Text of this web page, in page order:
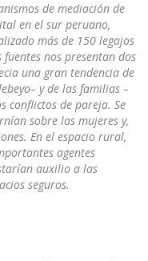
de mediación de
en el sur peruano,
más de 150 legajos
fuentes nos presentan dos
una gran tendencia de
y de las familias –
conflictos de pareja. Se
sobre las mujeres y,
En el espacio rural,
agentes
auxilio a las
seguros.